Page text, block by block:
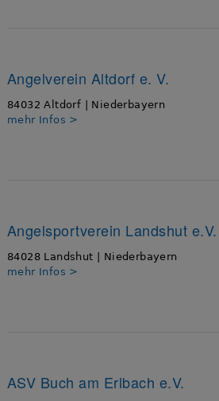
Angelverein Altdorf e. V.
84032 Altdorf | Niederbayern
mehr Infos >
Angelsportverein Landshut e.V.
84028 Landshut | Niederbayern
mehr Infos >
ASV Buch am Erlbach e.V.